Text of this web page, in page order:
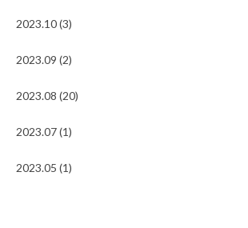
2023.10 (3)
2023.09 (2)
2023.08 (20)
2023.07 (1)
2023.05 (1)